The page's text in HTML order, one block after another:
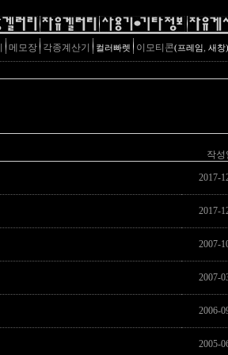
메모장 각종계산기 컬러빠렛 이모티콘(프레임, 새창)
작성
2017-
2017-
2007-
2007-
2006-
2005-